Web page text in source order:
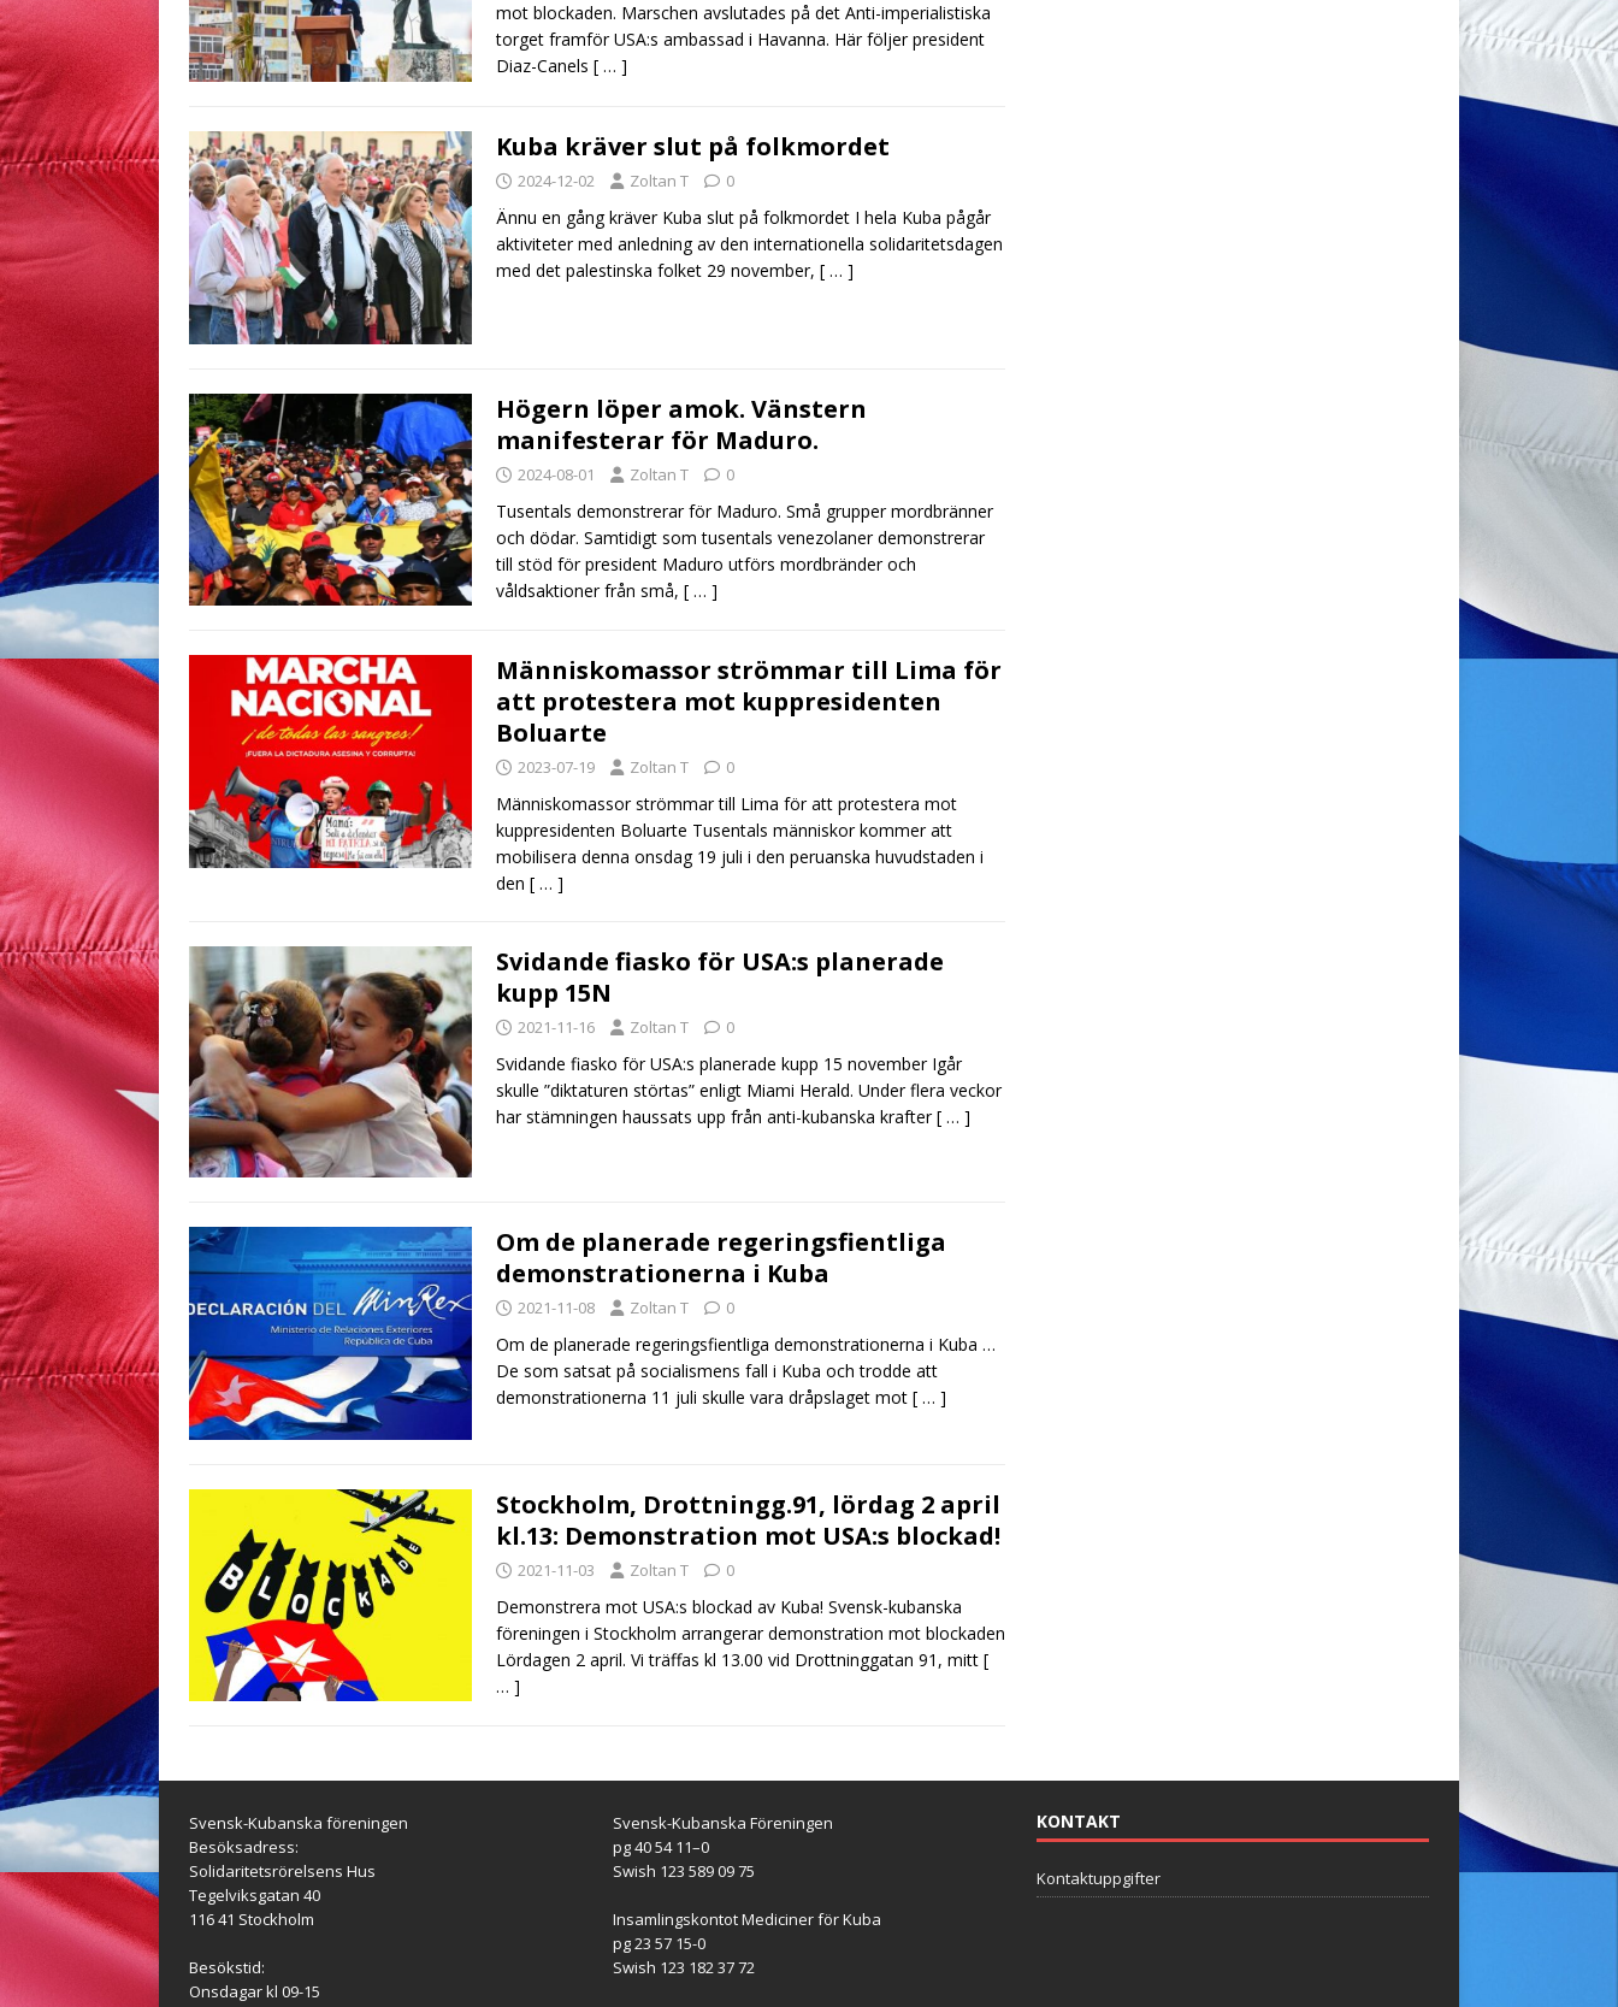
mot blockaden. Marschen avslutades på det Anti-imperialistiska
torget framför USA:s ambassad i Havanna. Här följer president
Diaz-Canels [ … ]
Kuba kräver slut på folkmordet
2024-12-02 Zoltan T 0
Ännu en gång kräver Kuba slut på folkmordet I hela Kuba pågår
aktiviteter med anledning av den internationella solidaritetsdagen
med det palestinska folket 29 november, [ … ]
Högern löper amok. Vänstern
manifesterar för Maduro.
2024-08-01 Zoltan T 0
Tusentals demonstrerar för Maduro. Små grupper mordbränner
och dödar. Samtidigt som tusentals venezolaner demonstrerar
till stöd för president Maduro utförs mordbränder och
våldsaktioner från små, [ … ]
Människomassor strömmar till Lima för
att protestera mot kuppresidenten
Boluarte
2023-07-19 Zoltan T 0
Människomassor strömmar till Lima för att protestera mot
kuppresidenten Boluarte Tusentals människor kommer att
mobilisera denna onsdag 19 juli i den peruanska huvudstaden i
den [ … ]
Svidande fiasko för USA:s planerade
kupp 15N
2021-11-16 Zoltan T 0
Svidande fiasko för USA:s planerade kupp 15 november Igår
skulle ”diktaturen störtas” enligt Miami Herald. Under flera veckor
har stämningen haussats upp från anti-kubanska krafter[ … ]
Om de planerade regeringsfientliga
demonstrationerna i Kuba
2021-11-08 Zoltan T 0
Om de planerade regeringsfientliga demonstrationerna i Kuba …
De som satsat på socialismens fall i Kuba och trodde att
demonstrationerna 11 juli skulle vara dråpslaget mot [ … ]
Stockholm, Drottningg.91, lördag 2 april
kl.13: Demonstration mot USA:s blockad!
2021-11-03 Zoltan T 0
Demonstrera mot USA:s blockad av Kuba! Svensk-kubanska
föreningen i Stockholm arrangerar demonstration mot blockaden
Lördagen 2 april. Vi träffas kl 13.00 vid Drottninggatan 91, mitt [
… ]
Svensk-Kubanska föreningen
Besöksadress:
Solidaritetsrörelsens Hus
Tegelviksgatan 40
116 41 Stockholm
Besökstid:
Onsdagar kl 09-15
Svensk-Kubanska Föreningen
pg 40 54 11–0
Swish 123 589 09 75
Insamlingskontot Mediciner för Kuba
pg 23 57 15-0
Swish 123 182 37 72
KONTAKT
Kontaktuppgifter